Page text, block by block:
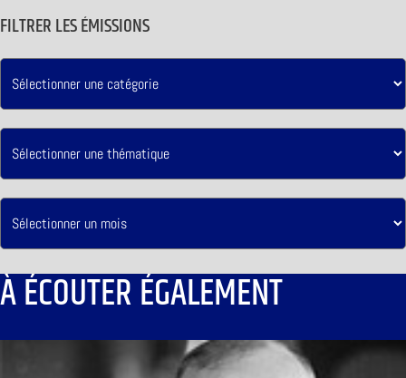
FILTRER LES ÉMISSIONS
À ÉCOUTER ÉGALEMENT